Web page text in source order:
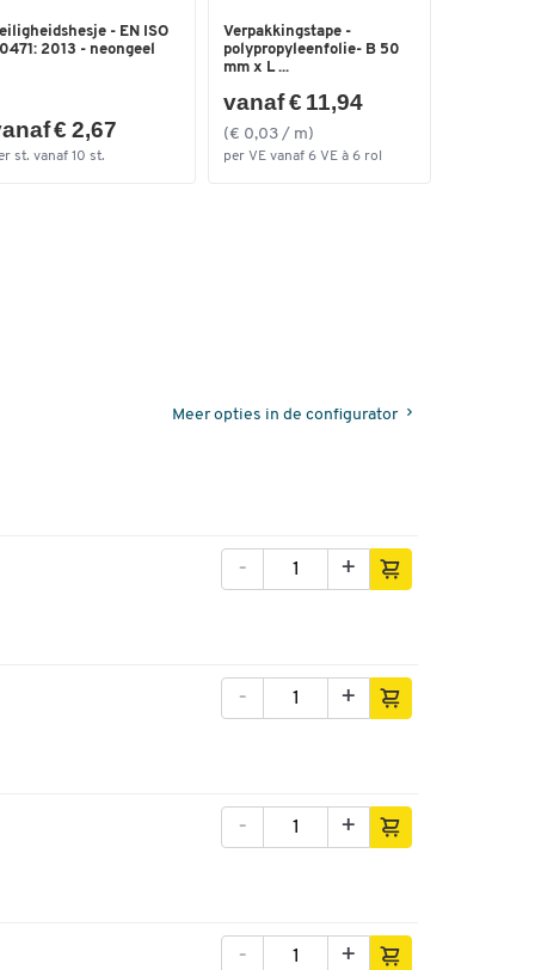
- EN ISO
2013 - neongeel
€ 2,67
st. vanaf 10 st.
Verpakkingstape -
polypropyleenfolie- B 50
mm x L ...
vanaf € 11,94
(€ 0,03 / m)
per VE vanaf 6 VE à 6 rol
Meer opties in de configurator
+
-
+
-
+
-
+
-